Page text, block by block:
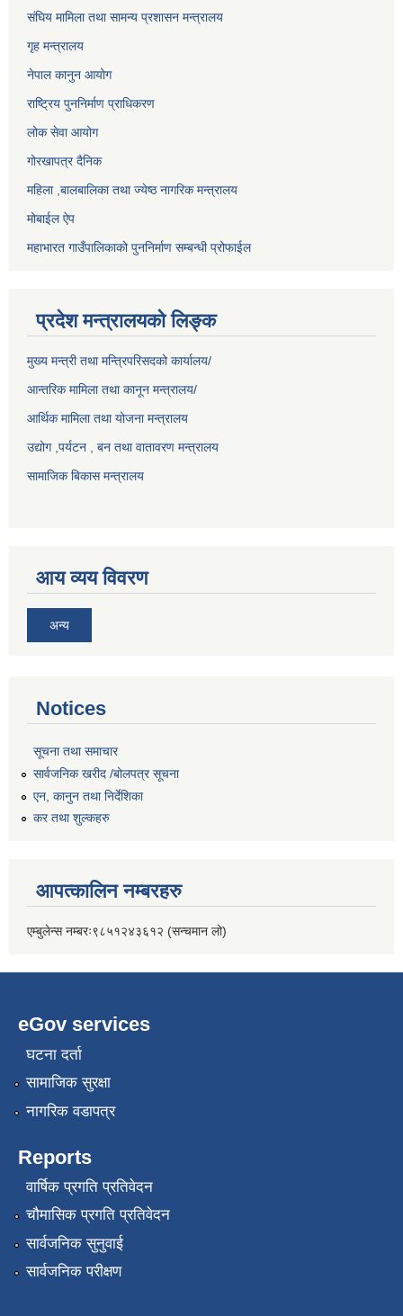
संघिय मामिला तथा सामन्य प्रशासन मन्त्रालय
गृह मन्त्रालय
नेपाल कानुन आयोग
राष्ट्रिय पुननिर्माण प्राधिकरण
लोक सेवा आयोग
गोरखापत्र दैनिक
महिला ,बालबालिका तथा ज्येष्ठ नागरिक मन्त्रालय
मोबाईल ऐप
महाभारत गाउँपालिकाको पुननिर्माण सम्बन्धी प्रोफाईल
प्रदेश मन्त्रालयको लिङ्क
मुख्य मन्त्री तथा मन्त्रिपरिसदको कार्यालय/
आन्तरिक मामिला तथा कानून मन्त्रालय/
आर्थिक मामिला तथा योजना मन्त्रालय
उद्योग ,पर्यटन , बन तथा वातावरण मन्त्रालय
सामाजिक बिकास मन्त्रालय
आय व्यय विवरण
अन्य
Notices
सूचना तथा समाचार
सार्वजनिक खरीद /बोलपत्र सूचना
एन, कानुन तथा निर्देशिका
कर तथा शुल्कहरु
आपत्कालिन नम्बरहरु
एम्बुलेन्स नम्बरः९८५१२४३६१२ (सन्चमान लो)
eGov services
घटना दर्ता
सामाजिक सुरक्षा
नागरिक वडापत्र
Reports
वार्षिक प्रगति प्रतिवेदन
चौमासिक प्रगति प्रतिवेदन
सार्वजनिक सुनुवाई
सार्वजनिक परीक्षण